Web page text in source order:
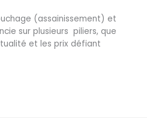
(assainissement) et
sur plusieurs piliers, que
et les prix défiant